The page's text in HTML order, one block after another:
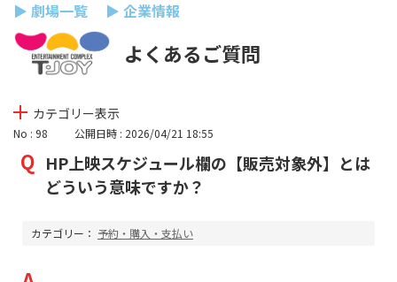
▶ 劇場一覧 ▶ 企業情報
よくあるご質問
カテゴリー表示
No : 98 公開日時 : 2026/04/21 18:55
HP上映スケジュール欄の【販売対象外】とは
どういう意味ですか？
カテゴリー： 予約・購入・支払い